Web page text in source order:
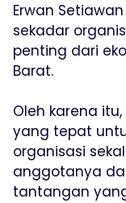
Erwan
sekadar
penting dari
Barat.
Oleh karena
yang tepat
organisasi
anggotanya
tantangan